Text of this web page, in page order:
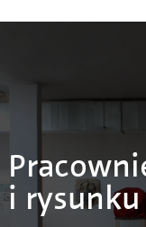
i rysunku